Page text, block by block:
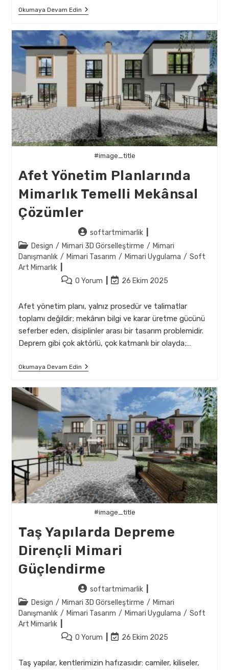
Okumaya Devam EdinAkustik
Konfor
Deprem
Güvenliğinin
Mimari
Dengesi
#image_title
Afet Yönetim Planlarında
Mimarlık Temelli Mekânsal
Çözümler
Post
author:
softartmimarlik
Post
category:
Design / Mimari 3D Görselleştirme / Mimari
Danışmanlık / Mimari Tasarım / Mimari Uygulama / Soft
Art Mimarlık
Post0 Yorum
Post
modified:
26 Ekim 2025
Afet yönetim planı, yalnız prosedür ve talimatlar
toplamı değildir; mekânın bilgi ve karar üretme gücünü
seferber eden, disiplinler arası bir tasarım problemidir.
Deprem gibi çok aktörlü, çok katmanlı bir olayda;…
Okumaya Devam EdinAfet
Mimarlık
Temelli
Mekânsal
Çözümler
#image_title
Taş Yapılarda Depreme
Dirençli Mimari
Güçlendirme
Post
author:
softartmimarlik
Post
category:
Design / Mimari 3D Görselleştirme / Mimari
Danışmanlık / Mimari Tasarım / Mimari Uygulama / Soft
Art Mimarlık
Post0 Yorum
Post
modified:
26 Ekim 2025
Taş yapılar, kentlerimizin hafızasıdır: camiler, kiliseler,